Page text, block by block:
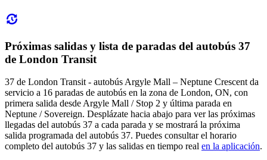
Próximas salidas y lista de paradas del autobús 37
de London Transit
37 de London Transit - autobús Argyle Mall – Neptune Crescent da
servicio a 16 paradas de autobús en la zona de London, ON, con
primera salida desde Argyle Mall / Stop 2 y última parada en
Neptune / Sovereign. Desplázate hacia abajo para ver las próximas
llegadas del autobús 37 a cada parada y se mostrará la próxima
salida programada del autobús 37. Puedes consultar el horario
completo del autobús 37 y las salidas en tiempo real en la aplicación.